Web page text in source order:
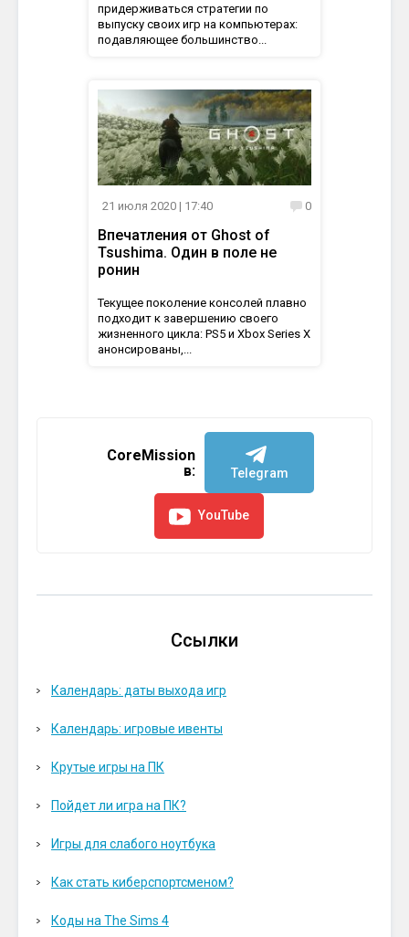
придерживаться стратегии по
выпуску своих игр на компьютерах:
подавляющее большинство...
21 июля 2020 | 17:40 0
Впечатления от Ghost of
Tsushima. Один в поле не
ронин
Текущее поколение консолей плавно
подходит к завершению своего
жизненного цикла: PS5 и Xbox Series X
анонсированы,...
CoreMission
в:
Telegram
YouTube
Ссылки
Календарь: даты выхода игр
Календарь: игровые ивенты
Крутые игры на ПК
Пойдет ли игра на ПК?
Игры для слабого ноутбука
Как стать киберспортсменом?
Коды на The Sims 4